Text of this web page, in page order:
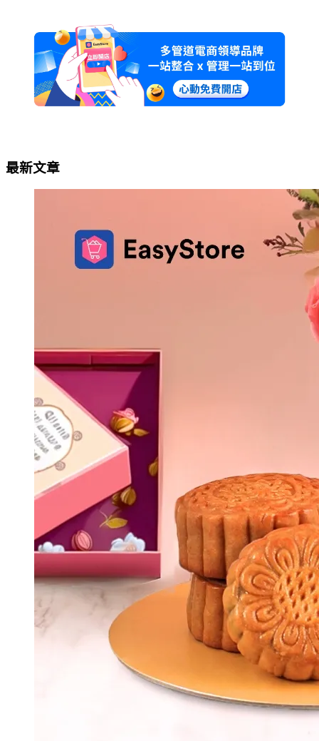
最新文章